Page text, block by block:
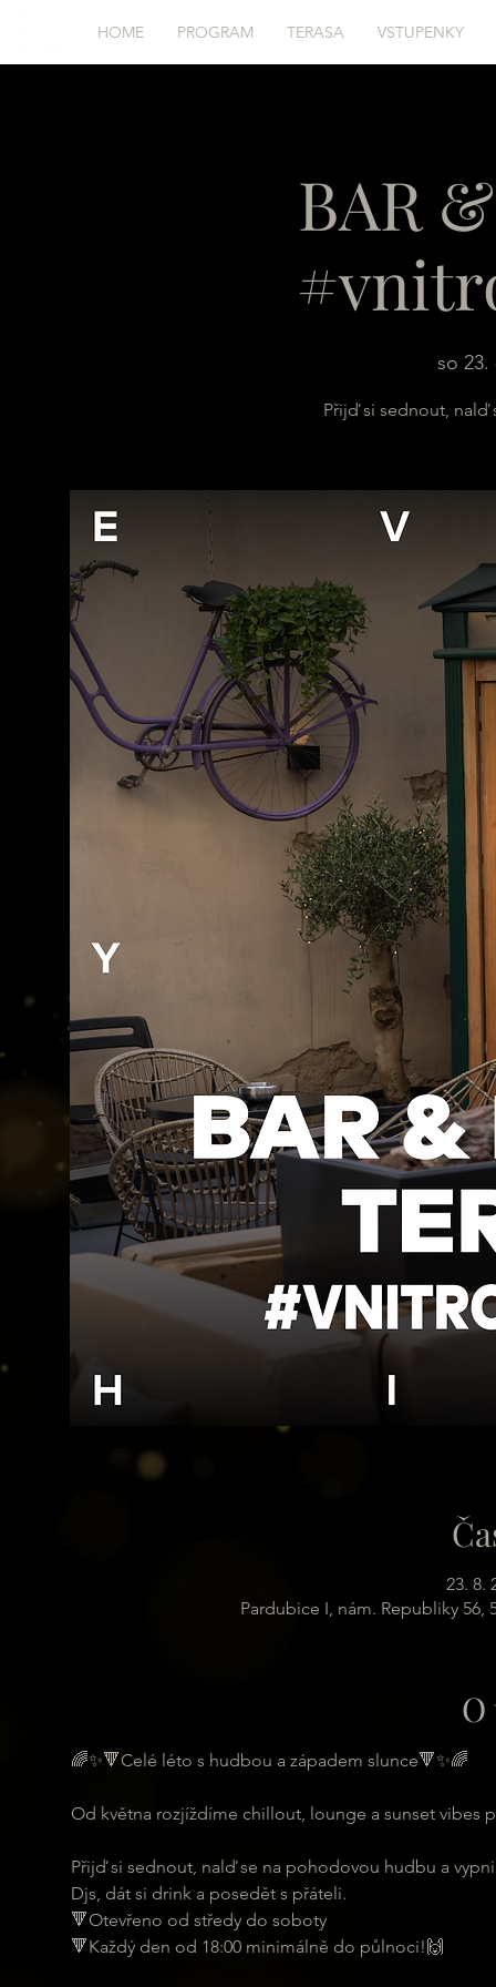
HOME PROGRAM TERASA VSTUPENKY
BAR
so 23.
Přijď si sednout,
23. 8.
Pardubice I, nám. Republiky 56,
🌈✨🔻Celé léto s hudbou a západem slunce🔻✨🌈
Od května rozjíždíme chillout, lounge a sunset vibes
Přijď si sednout, nalď se na pohodovou hudbu a
Djs, dát si drink a posedět s přáteli.
🔻Otevřeno od středy do soboty
🔻Každý den od 18:00 minimálně do půlnoci!🙌